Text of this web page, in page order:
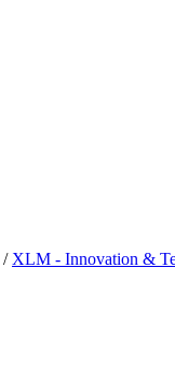
/XLM - Innovation &